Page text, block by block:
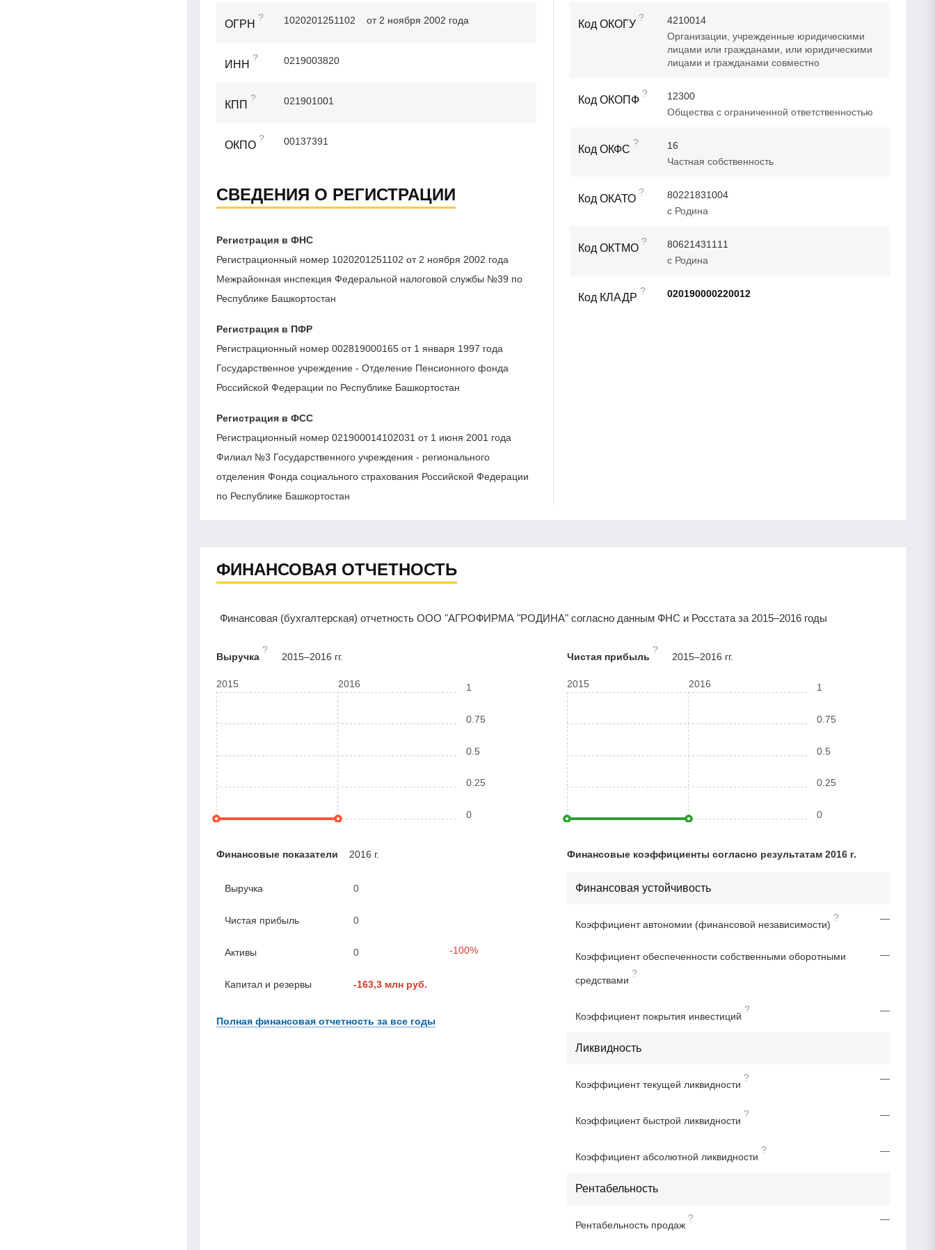
ОГРН
? 1020201251102 от 2 ноября 2002 года
ИНН
? 0219003820
КПП
? 021901001
ОКПО
? 00137391
СВЕДЕНИЯ О РЕГИСТРАЦИИ
Регистрация в ФНС
Регистрационный номер 1020201251102 от 2 ноября 2002 года
Межрайонная инспекция Федеральной налоговой службы №39 по
Республике Башкортостан
Регистрация в ПФР
Регистрационный номер 002819000165 от 1 января 1997 года
Государственное учреждение - Отделение Пенсионного фонда
Российской Федерации по Республике Башкортостан
Регистрация в ФСС
Регистрационный номер 021900014102031 от 1 июня 2001 года
Филиал №3 Государственного учреждения - регионального
отделения Фонда социального страхования Российской Федерации
по Республике Башкортостан
Код ОКОГУ
?
4210014
Организации, учрежденные юридическими
лицами или гражданами, или юридическими
лицами и гражданами совместно
Код ОКОПФ
?
12300
Общества с ограниченной ответственностью
Код ОКФС
?
16
Частная собственность
Код ОКАТО
?
80221831004
с Родина
Код ОКТМО
?
80621431111
с Родина
Код КЛАДР
? 020190000220012
ФИНАНСОВАЯ ОТЧЕТНОСТЬ
Финансовая (бухгалтерская) отчетность ООО "АГРОФИРМА "РОДИНА" согласно данным ФНС и Росстата за 2015–2016 годы
Выручка
?
2015–2016 гг.
2015 2016
0
0.25
0.5
0.75
1
Чистая прибыль
?
2015–2016 гг.
2015 2016
0
0.25
0.5
0.75
1
Финансовые показатели 2016 г.
Выручка 0
Чистая прибыль 0
Активы 0 -100%
Капитал и резервы -163,3 млн руб.
Полная финансовая отчетность за все годы
Финансовые коэффициенты согласно результатам 2016 г.
Финансовая устойчивость
Коэффициент автономии (финансовой независимости)
? —
Коэффициент обеспеченности собственными оборотными
средствами
?
—
Коэффициент покрытия инвестиций
? —
Ликвидность
Коэффициент текущей ликвидности
? —
Коэффициент быстрой ликвидности
? —
Коэффициент абсолютной ликвидности
? —
Рентабельность
Рентабельность продаж
? —